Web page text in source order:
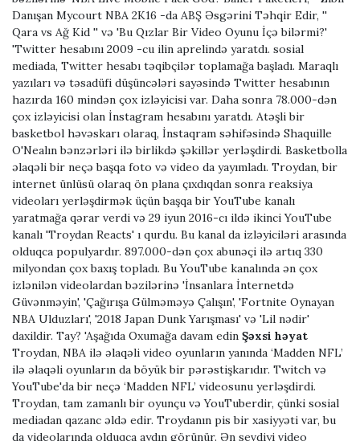
Danışan Mycourt NBA 2K16 -da ABŞ Əsgərini Təhqir Edir, ''
Qara vs Ağ Kid '' və 'Bu Qızlar Bir Video Oyunu İçə bilərmi?'
'Twitter hesabını 2009 -cu ilin aprelində yaratdı. sosial
mediada, Twitter hesabı təqibçilər toplamağa başladı. Maraqlı
yazıları və təsadüfi düşüncələri sayəsində Twitter hesabının
hazırda 160 mindən çox izləyicisi var. Daha sonra 78.000-dən
çox izləyicisi olan İnstagram hesabını yaratdı. Atəşli bir
basketbol həvəskarı olaraq, İnstaqram səhifəsində Shaquille
O'Nealın bənzərləri ilə birlikdə şəkillər yerləşdirdi. Basketbolla
əlaqəli bir neçə başqa foto və video da yayımladı. Troydan, bir
internet ünlüsü olaraq ön plana çıxdıqdan sonra reaksiya
videoları yerləşdirmək üçün başqa bir YouTube kanalı
yaratmağa qərar verdi və 29 iyun 2016-cı ildə ikinci YouTube
kanalı 'Troydan Reacts' ı qurdu. Bu kanal da izləyiciləri arasında
olduqca populyardır. 897.000-dən çox abunəçi ilə artıq 330
milyondan çox baxış topladı. Bu YouTube kanalında ən çox
izlənilən videolardan bəzilərinə 'İnsanlara İnternetdə
Güvənməyin', 'Çağırışa Gülməməyə Çalışın', 'Fortnite Oynayan
NBA Ulduzları', '2018 Japan Dunk Yarışması' və 'Lil nədir'
daxildir. Tay? 'Aşağıda Oxumağa davam edin Şəxsi həyat
Troydan, NBA ilə əlaqəli video oyunların yanında ‘Madden NFL’
ilə əlaqəli oyunların da böyük bir pərəstişkarıdır. Twitch və
YouTube'da bir neçə ‘Madden NFL’ videosunu yerləşdirdi.
Troydan, tam zamanlı bir oyunçu və YouTuberdir, çünki sosial
mediadan qazanc əldə edir. Troydanın pis bir xasiyyəti var, bu
da videolarında olduqca aydın görünür. Ən sevdiyi video